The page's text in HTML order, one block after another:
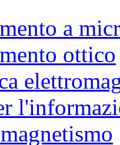
a
ottico